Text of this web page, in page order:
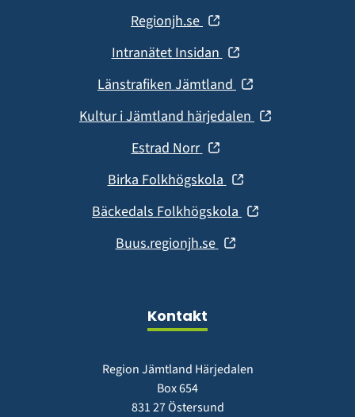
Regionjh.se (öppnas
nytt
fönster)
Intranätet Insidan (öppnas
nytt
fönster)
Länstrafiken Jämtland (öppnas
nytt
Kultur i Jämtland härjedalen (öppnas
Estrad Norr (öppnas
nytt
fönster)
Birka Folkhögskola (öppnas
nytt
fönster)
Bäckedals Folkhögskola (öppnas
Buus.regionjh.se (öppnas
Kontakt
Region Jämtland Härjedalen
Box 654
831 27 Östersund